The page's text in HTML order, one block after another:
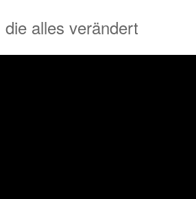
alles verändert